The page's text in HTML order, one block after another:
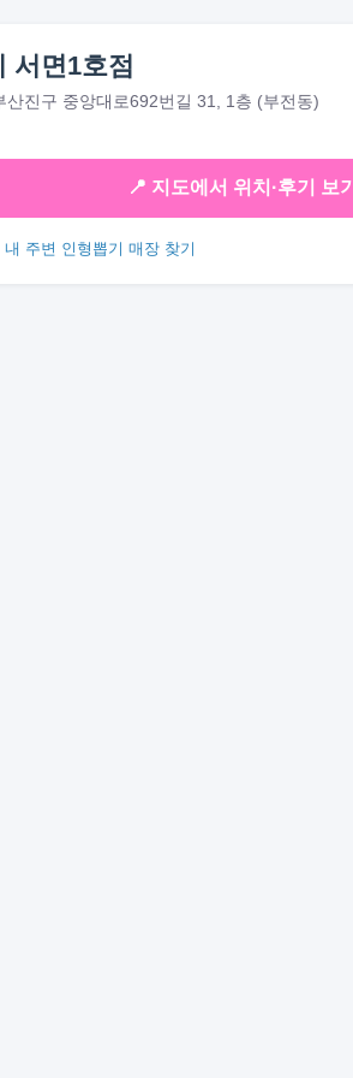
서면1호점
산진구 중앙대로692번길 31, 1층 (부전동)
📍 지도에서 위치·후기 보기
주변 인형뽑기 매장 찾기